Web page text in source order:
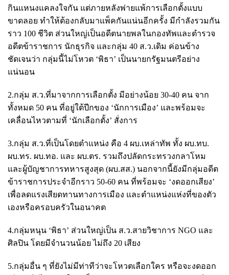
กินแหนงแคลงใจกัน แต่ภายหลังพ่ายแพ้การเลือกตั้งแบบ
ขาดลอย ทำให้ต้องกลับมาแพ็คกันแน่นอีกครั้ง มีกำลังรวมกัน
ราว 100 ชีวิต ส่วนใหญ่เป็นอดีตนายพลในกองทัพและตำรวจ
อดีตข้าราชการ นักธุรกิจ และกลุ่ม 40 ส.ว.เดิม ค่อนข้าง
ชัดเจนว่า กลุ่มนี้ไม่โหวต ‘พิธา’ เป็นนายกรัฐมนตรีอย่าง
แน่นอน
2.กลุ่ม ส.ว.ที่มาจากการเลือกตั้ง มีอย่างน้อย 30-40 คน จาก
ทั้งหมด 50 คน ที่อยู่ใต้ปีกของ ‘นักการเมือง’ และพร้อมจะ
เคลื่อนไหวตามที่ ‘นักเลือกตั้ง’ สั่งการ
3.กลุ่ม ส.ว.ที่เป็นโดยตำแหน่ง คือ 4 ผบ.เหล่าทัพ ทั้ง ผบ.ทบ.
ผบ.ทร. ผบ.ทอ. และ ผบ.ตร. รวมถึงปลัดกระทรวงกลาโหม
และผู้บัญชาการทหารสูงสุด (ผบ.สส.) นอกจากนี้ยังมีกลุ่มอดีต
ข้าราชการประจำอีกราว 50-60 คน ที่พร้อมจะ ‘งดออกเสียง’
เพื่อลดแรงเสียดทานทางการเมือง และตำแหน่งแห่งที่ของตัว
เองหรือครอบครัวในอนาคต
4.กลุ่มหนุน ‘พิธา’ ส่วนใหญ่เป็น ส.ว.สายวิชาการ NGO และ
ศิลปิน โดยมีจำนวนน้อย ไม่ถึง 20 เสียง
5.กลุ่มอื่น ๆ ที่ยังไม่มีท่าทีว่าจะโหวตเลือกใคร หรือจะงดออก